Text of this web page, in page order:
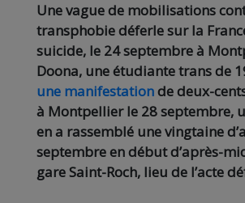
Une vague de mobilisations
transphobie déferle sur la
suicide, le 24 septembre à
Doona, une étudiante trans de
une manifestationde deux-
à Montpellier le 28 septembre,
en a rassemblé une vingtaine
septembre en début d’après-
gare Saint-Roch, lieu de l’acte